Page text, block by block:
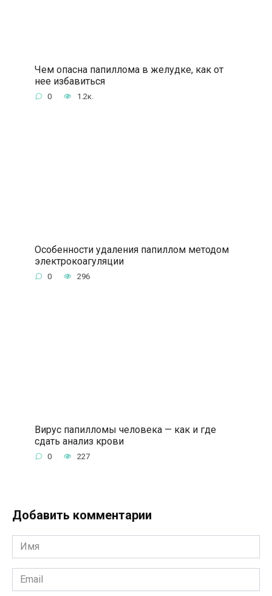
Чем опасна папиллома в желудке, как от
нее избавиться
0 1.2к.
Особенности удаления папиллом методом
электрокоагуляции
0 296
Вирус папилломы человека — как и где
сдать анализ крови
0 227
Добавить комментарии
Имя
*
Email
*